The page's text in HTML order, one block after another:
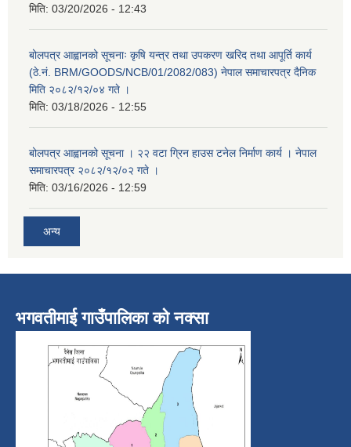
मिति: 03/20/2026 - 12:43
बोलपत्र आह्वानको सूचनाः कृषि यन्त्र तथा उपकरण खरिद तथा आपूर्ति कार्य
(ठे.नं. BRM/GOODS/NCB/01/2082/083) नेपाल समाचारपत्र दैनिक
मिति २०८२/१२/०४ गते ।
मिति: 03/18/2026 - 12:55
बोलपत्र आह्वानको सूचना । २२ वटा ग्रिन हाउस टनेल निर्माण कार्य । नेपाल
समाचारपत्र २०८२/१२/०२ गते ।
मिति: 03/16/2026 - 12:59
अन्य
भगवतीमाई गाउँपालिका को नक्सा